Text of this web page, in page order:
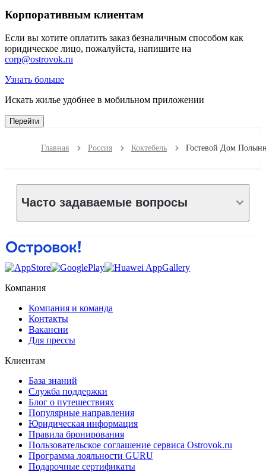
Корпоративным клиентам
Если вы хотите оплатить заказ безналичным способом как
юридическое лицо, пожалуйста, напишите на
corp@ostrovok.ru
Узнать больше
Искать жилье удобнее в мобильном приложении
Перейти
Главная Россия Коктебель Гостевой Дом
Часто задаваемые вопросы
Компания
Компания и команда
Контакты
Вакансии
Для прессы
Клиентам
База знаний
Служба поддержки
Блог о путешествиях
Популярные направления
Юридическая информация
Правила бронирования
Пользовательское соглашение сервиса Ostrovok.ru
Программа лояльности GURU
Подарочные сертификаты